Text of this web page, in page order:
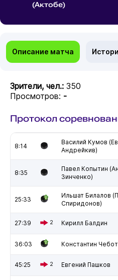
(Актобе)
Описание матча
Зрители, чел.: 350
Просмотров: -
Протокол
8:14
Василий Кумов
Андрейкив)
8:35
Павел Копытин
Зинченко)
25:33
Ильшат Билалов
Спиридонов)
27:39 2 Кирилл Балдин
36:03 Константин
45:25 2 Евгений Пашков